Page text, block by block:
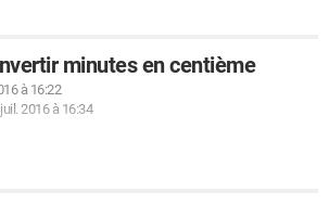
minutes en centième
à 16:22
2016 à 16:34